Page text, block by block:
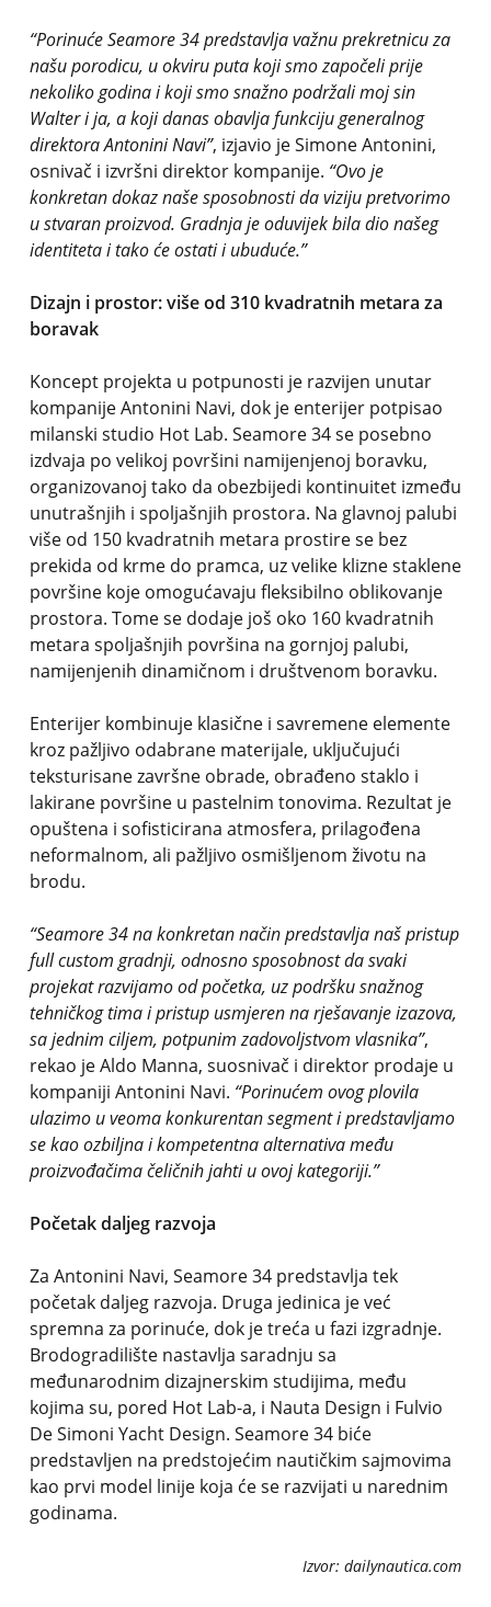
“Porinuće Seamore 34 predstavlja važnu prekretnicu za
našu porodicu, u okviru puta koji smo započeli prije
nekoliko godina i koji smo snažno podržali moj sin
Walter i ja, a koji danas obavlja funkciju generalnog
direktora Antonini Navi”, izjavio je Simone Antonini,
osnivač i izvršni direktor kompanije. “Ovo je
konkretan dokaz naše sposobnosti da viziju pretvorimo
u stvaran proizvod. Gradnja je oduvijek bila dio našeg
identiteta i tako će ostati i ubuduće.”
Dizajn i prostor: više od 310 kvadratnih metara za
boravak
Koncept projekta u potpunosti je razvijen unutar
kompanije Antonini Navi, dok je enterijer potpisao
milanski studio Hot Lab. Seamore 34 se posebno
izdvaja po velikoj površini namijenjenoj boravku,
organizovanoj tako da obezbijedi kontinuitet između
unutrašnjih i spoljašnjih prostora. Na glavnoj palubi
više od 150 kvadratnih metara prostire se bez
prekida od krme do pramca, uz velike klizne staklene
površine koje omogućavaju fleksibilno oblikovanje
prostora. Tome se dodaje još oko 160 kvadratnih
metara spoljašnjih površina na gornjoj palubi,
namijenjenih dinamičnom i društvenom boravku.
Enterijer kombinuje klasične i savremene elemente
kroz pažljivo odabrane materijale, uključujući
teksturisane završne obrade, obrađeno staklo i
lakirane površine u pastelnim tonovima. Rezultat je
opuštena i sofisticirana atmosfera, prilagođena
neformalnom, ali pažljivo osmišljenom životu na
brodu.
“Seamore 34 na konkretan način predstavlja naš pristup
full custom gradnji, odnosno sposobnost da svaki
projekat razvijamo od početka, uz podršku snažnog
tehničkog tima i pristup usmjeren na rješavanje izazova,
sa jednim ciljem, potpunim zadovoljstvom vlasnika”,
rekao je Aldo Manna, suosnivač i direktor prodaje u
kompaniji Antonini Navi. “Porinućem ovog plovila
ulazimo u veoma konkurentan segment i predstavljamo
se kao ozbiljna i kompetentna alternativa među
proizvođačima čeličnih jahti u ovoj kategoriji.”
Početak daljeg razvoja
Za Antonini Navi, Seamore 34 predstavlja tek
početak daljeg razvoja. Druga jedinica je već
spremna za porinuće, dok je treća u fazi izgradnje.
Brodogradilište nastavlja saradnju sa
međunarodnim dizajnerskim studijima, među
kojima su, pored Hot Lab-a, i Nauta Design i Fulvio
De Simoni Yacht Design. Seamore 34 biće
predstavljen na predstojećim nautičkim sajmovima
kao prvi model linije koja će se razvijati u narednim
godinama.
Izvor: dailynautica.com